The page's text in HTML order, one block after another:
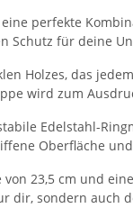
perfekte
Schutz für deine
Holzes, das
wird zum
Edelstahl-
Oberfläche
23,5 cm und
dir, sondern auch